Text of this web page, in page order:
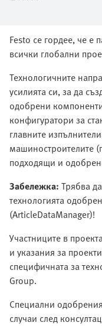
Festo се гордее, че е
всички глобални
Технологичните
усилията си, за да
одобрени
конфигуратори за
главните
машиностроителите
подходящи и
Забележка: Трябва
технологията
(ArticleDataManager)!
Участниците в
и указания за
специфичната за
Group.
Специални
случаи след